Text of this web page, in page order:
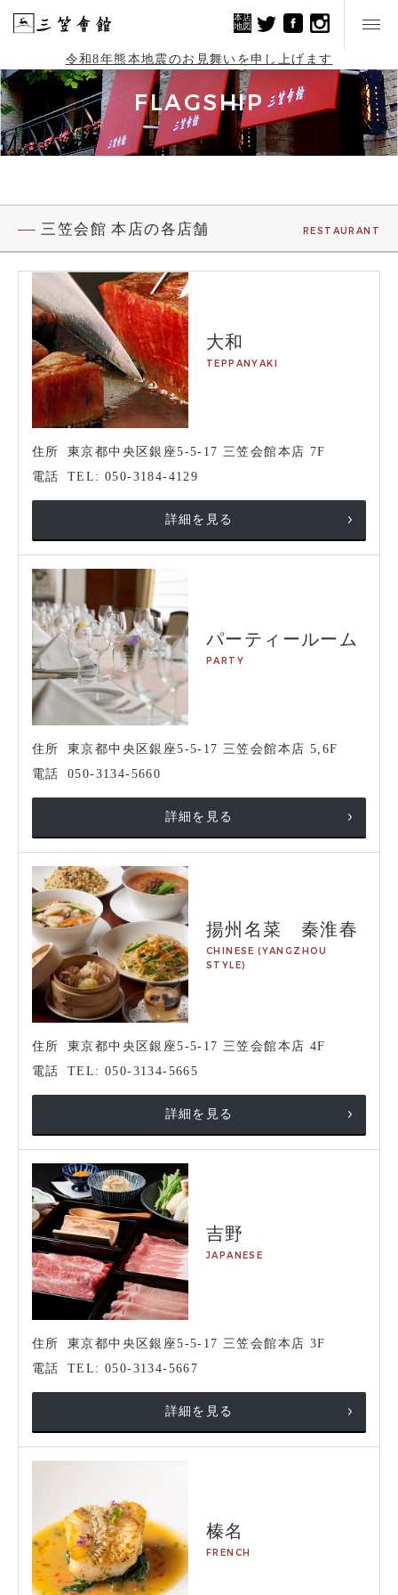
本店
地図
令和8年熊本地震のお見舞いを申し上げます
FLAGSHIP
三笠会館 本店の各店舗 RESTAURANT
大和
TEPPANYAKI
住所
東京都中央区銀座5-5-17 三笠会館本店 7F
電話
TEL: 050-3184-4129
詳細を見る
パーティールーム
PARTY
住所
東京都中央区銀座5-5-17 三笠会館本店 5,6F
電話
050-3134-5660
詳細を見る
揚州名菜 秦淮春
CHINESE (YANGZHOU
STYLE)
住所
東京都中央区銀座5-5-17 三笠会館本店 4F
電話
TEL: 050-3134-5665
詳細を見る
吉野
JAPANESE
住所
東京都中央区銀座5-5-17 三笠会館本店 3F
電話
TEL: 050-3134-5667
詳細を見る
榛名
FRENCH